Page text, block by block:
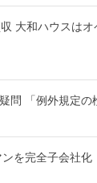
大和ハウスは
問 「例外規定の
を完全子会社化